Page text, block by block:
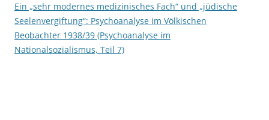
Ein „sehr modernes medizinisches Fach“ und „jüdische
Seelenvergiftung“: Psychoanalyse im Völkischen
Beobachter 1938/39 (Psychoanalyse im
Nationalsozialismus, Teil 7)